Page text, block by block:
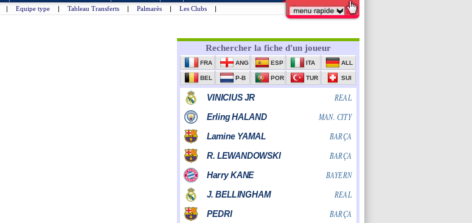
| Equipe type | Tableau Transferts | Palmarès | Les Clubs |